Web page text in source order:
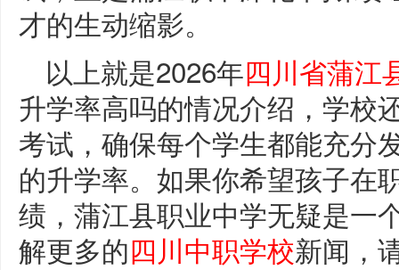
才的生动缩影。
以上就是2026年四川省蒲江
升学率高吗的情况介绍，学校
考试，确保每个学生都能充分
的升学率。如果你希望孩子在
绩，蒲江县职业中学无疑是一
解更多的四川中职学校新闻，